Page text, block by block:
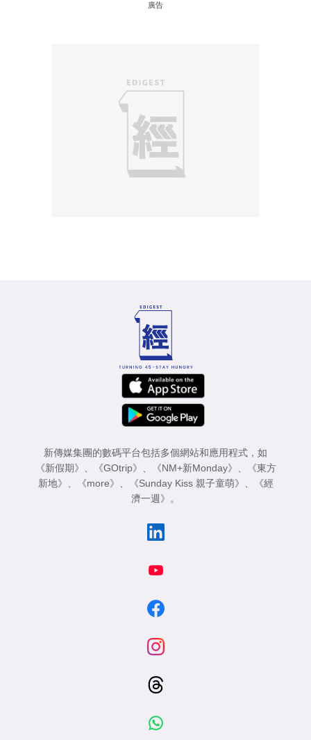
廣告
新傳媒集團的數碼平台包括多個網站和應用程式，如
《新假期》 、 《GOtrip》 、 《NM+新Monday》 、
《東方
新地》 、 《more》 、 《Sunday Kiss 親子童萌》 、
《經
濟一週》 。